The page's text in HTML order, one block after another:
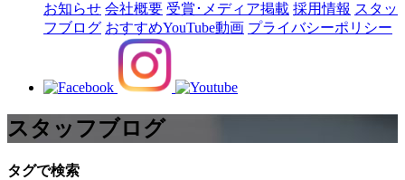
お知らせ 会社概要 受賞･メディア掲載 採用情報 スタッ
フブログ おすすめYouTube動画 プライバシーポリシー
スタッフブログ
タグで検索